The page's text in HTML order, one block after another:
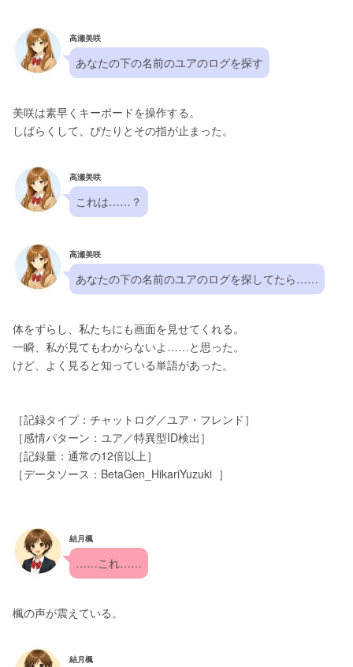
高瀬美咲
あなたの下の名前のユアのログを探す
美咲は素早くキーボードを操作する。
しばらくして、ぴたりとその指が止まった。
高瀬美咲
これは……？
高瀬美咲
あなたの下の名前のユアのログを探してたら……
体をずらし、私たちにも画面を見せてくれる。
一瞬、私が見てもわからないよ……と思った。
けど、よく見ると知っている単語があった。
［記録タイプ：チャットログ／ユア・フレンド］
［感情パターン：ユア／特異型ID検出］
［記録量：通常の12倍以上］
［データソース：BetaGen_HikariYuzuki  ］
結月楓
……これ……
楓の声が震えている。
結月楓